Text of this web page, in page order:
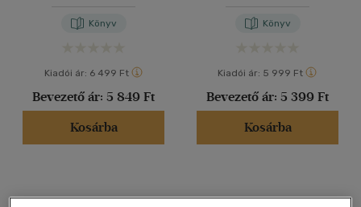
14 - 18 év
Magyar(1287)
Német(1)
Könyv
Kiadói ár: 6 499 Ft
Bevezető ár: 5 849 Ft
Kosárba
Könyv
Kiadói ár: 5 999 Ft
Bevezető ár: 5 399 Ft
Kosárba